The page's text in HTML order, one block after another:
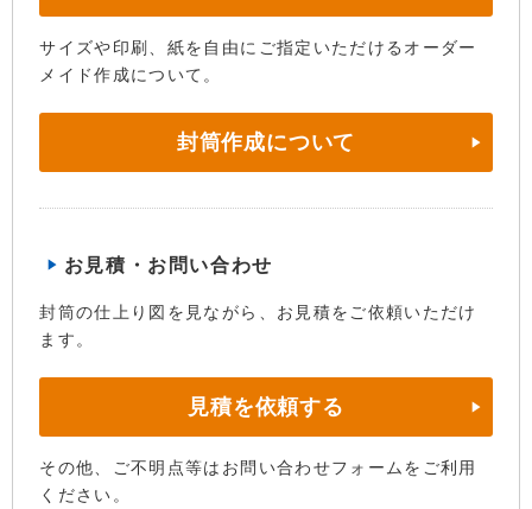
サイズや印刷、紙を自由にご指定いただけるオーダー
メイド作成について。
封筒作成について
お見積・お問い合わせ
封筒の仕上り図を見ながら、お見積をご依頼いただけ
ます。
見積を依頼する
その他、ご不明点等はお問い合わせフォームをご利用
ください。